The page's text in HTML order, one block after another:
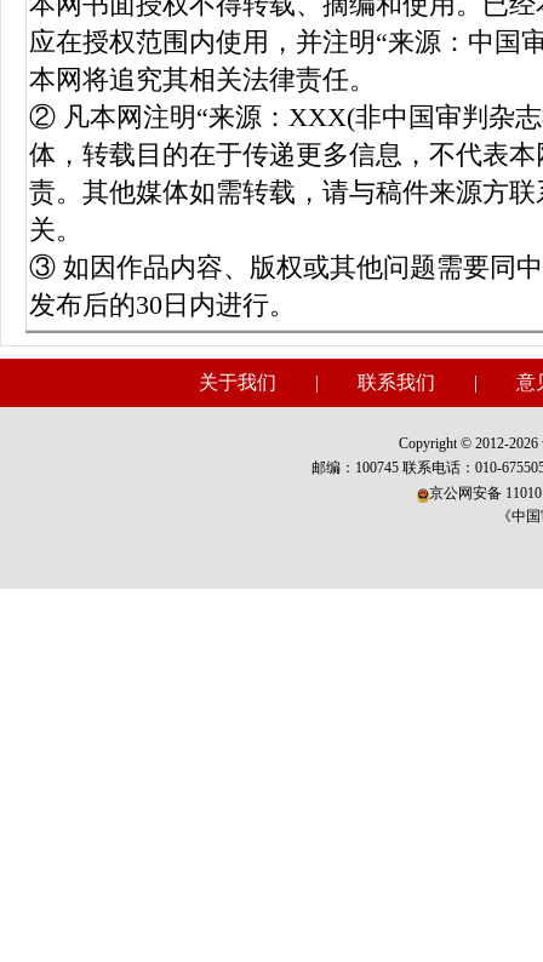
应在授权范围内使用，并注明“来源：中国
本网将追究其相关法律责任。
② 凡本网注明“来源：XXX(非中国审判杂
体，转载目的在于传递更多信息，不代表
责。其他媒体如需转载，请与稿件来源方
关。
③ 如因作品内容、版权或其他问题需要同
发布后的30日内进行。
关于我们 | 联系我们 | 意
Copyright © 2012-2026
邮编：100745 联系电话：010-
京公网安备
《中